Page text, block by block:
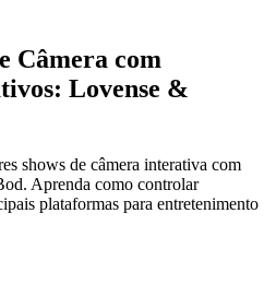
Câmera com
Lovense &
shows de câmera interativa com
Aprenda como controlar
plataformas para entretenimento